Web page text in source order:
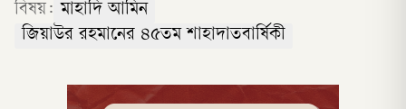
বিষয়: মাহাদি আমিন
জিয়াউর রহমানের ৪৫তম শাহাদাতবার্ষিকী